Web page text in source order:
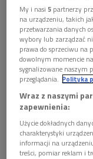
Małgorzata Sarbak
PR2
ZOBACZ WIDEO
My i nasi5 partnerzy
na urządzeniu, takich
przetwarzania danych
wybory lub zarządzać
prawa do sprzeciwu na
dowolnym momencie
sygnalizowane naszym
przeglądania. Polityka
Wraz z naszymi
zapewnienia:
Użycie dokładnych
charakterystyki
informacji na
treści, pomiar reklam i